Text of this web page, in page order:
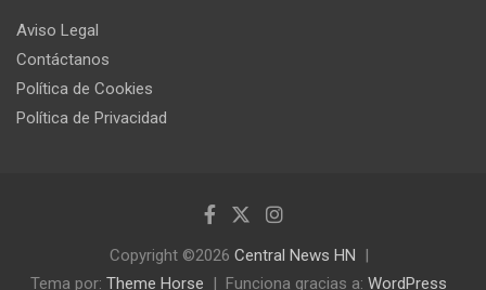
Aviso Legal
Contáctanos
Política de Cookies
Política de Privacidad
Copyright ©2026 Central News HN
Tema por: Theme Horse Funciona gracias a: WordPress